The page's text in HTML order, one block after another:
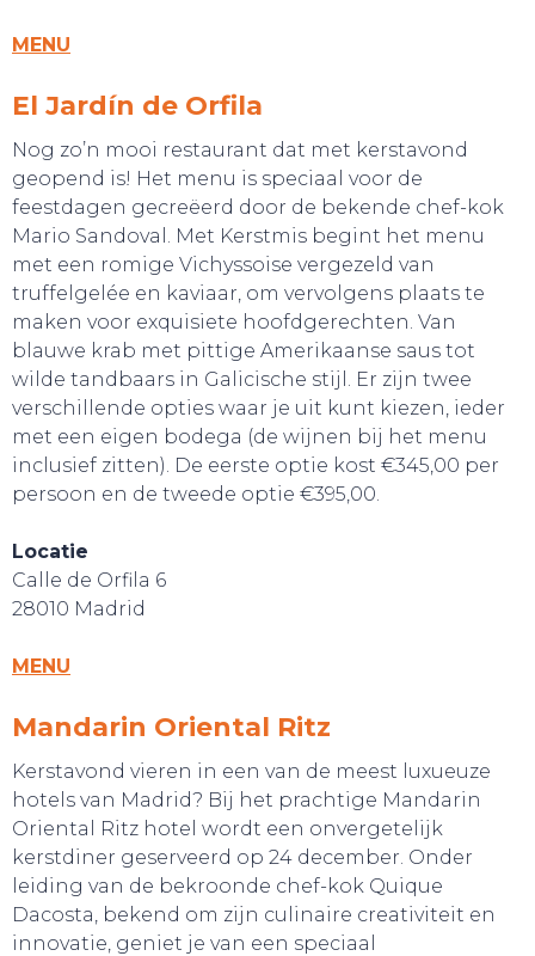
SLAAP LEKKER!
MENU
El Jardín de Orfila
Nog zo’n mooi restaurant dat met kerstavond
geopend is! Het menu is speciaal voor de
feestdagen gecreëerd door de bekende chef-kok
Mario Sandoval. Met Kerstmis begint het menu
met een romige Vichyssoise vergezeld van
truffelgelée en kaviaar, om vervolgens plaats te
maken voor exquisiete hoofdgerechten. Van
blauwe krab met pittige Amerikaanse saus tot
wilde tandbaars in Galicische stijl. Er zijn twee
verschillende opties waar je uit kunt kiezen, ieder
met een eigen bodega (de wijnen bij het menu
inclusief zitten). De eerste optie kost €345,00 per
persoon en de tweede optie €395,00.
Locatie
Calle de Orfila 6
28010 Madrid
MENU
Mandarin Oriental Ritz
Kerstavond vieren in een van de meest luxueuze
hotels van Madrid? Bij het prachtige Mandarin
Oriental Ritz hotel wordt een onvergetelijk
kerstdiner geserveerd op 24 december. Onder
leiding van de bekroonde chef-kok Quique
Dacosta, bekend om zijn culinaire creativiteit en
innovatie, geniet je van een speciaal